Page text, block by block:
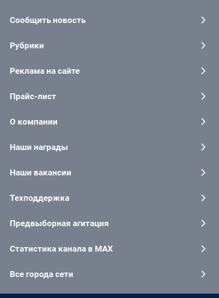
Сообщить новость
Рубрики
Реклама на сайте
Прайс-лист
О компании
Наши награды
Наши вакансии
Техподдержка
Предвыборная агитация
Статистика канала в MAX
Все города сети